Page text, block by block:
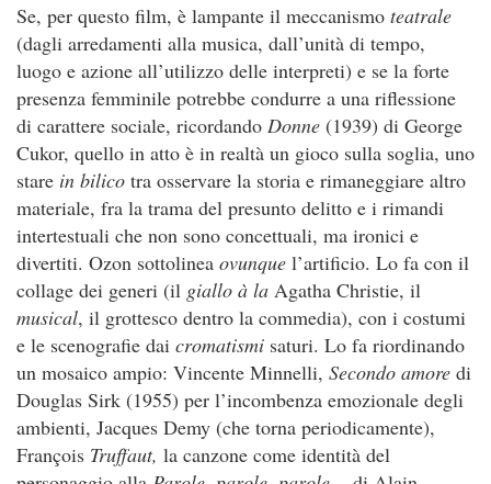
Se, per questo film, è lampante il meccanismo teatrale
(dagli arredamenti alla musica, dall’unità di tempo,
luogo e azione all’utilizzo delle interpreti) e se la forte
presenza femminile potrebbe condurre a una riflessione
di carattere sociale, ricordando Donne (1939) di George
Cukor, quello in atto è in realtà un gioco sulla soglia, uno
stare in bilico tra osservare la storia e rimaneggiare altro
materiale, fra la trama del presunto delitto e i rimandi
intertestuali che non sono concettuali, ma ironici e
divertiti. Ozon sottolinea ovunque l’artificio. Lo fa con il
collage dei generi (il giallo à la Agatha Christie, il
musical, il grottesco dentro la commedia), con i costumi
e le scenografie dai cromatismi saturi. Lo fa riordinando
un mosaico ampio: Vincente Minnelli, Secondo amore di
Douglas Sirk (1955) per l’incombenza emozionale degli
ambienti, Jacques Demy (che torna periodicamente),
François Truffaut, la canzone come identità del